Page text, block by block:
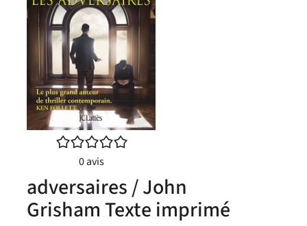
/5
0avis
adversaires / John
Grisham Texte imprimé